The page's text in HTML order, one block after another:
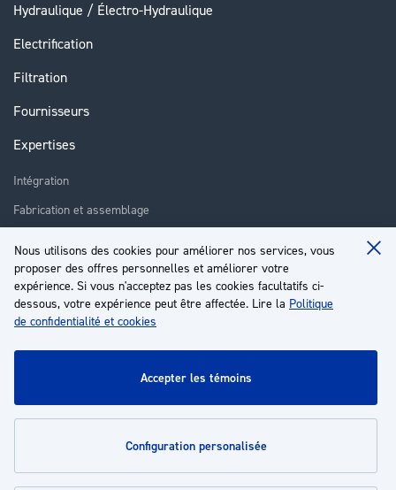
Nous utilisons des cookies pour améliorer nos services, vous
proposer des offres personnelles et améliorer votre
expérience. Si vous n'acceptez pas les cookies facultatifs ci-
dessous, votre expérience peut être affectée. Lire la Politique
de confidentialité et cookies
accepter les témoins
configuration personalisée
Hydraulique / Électro-Hydraulique
Electrification
Filtration
Fournisseurs
Expertises
Intégration
Fabrication et assemblage
Réparation
Formation
À propos
Service client